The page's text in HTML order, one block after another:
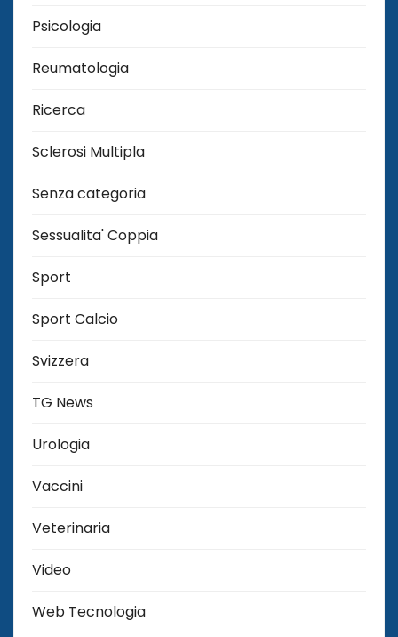
Psicologia
Reumatologia
Ricerca
Sclerosi Multipla
Senza categoria
Sessualita' Coppia
Sport
Sport Calcio
Svizzera
TG News
Urologia
Vaccini
Veterinaria
Video
Web Tecnologia